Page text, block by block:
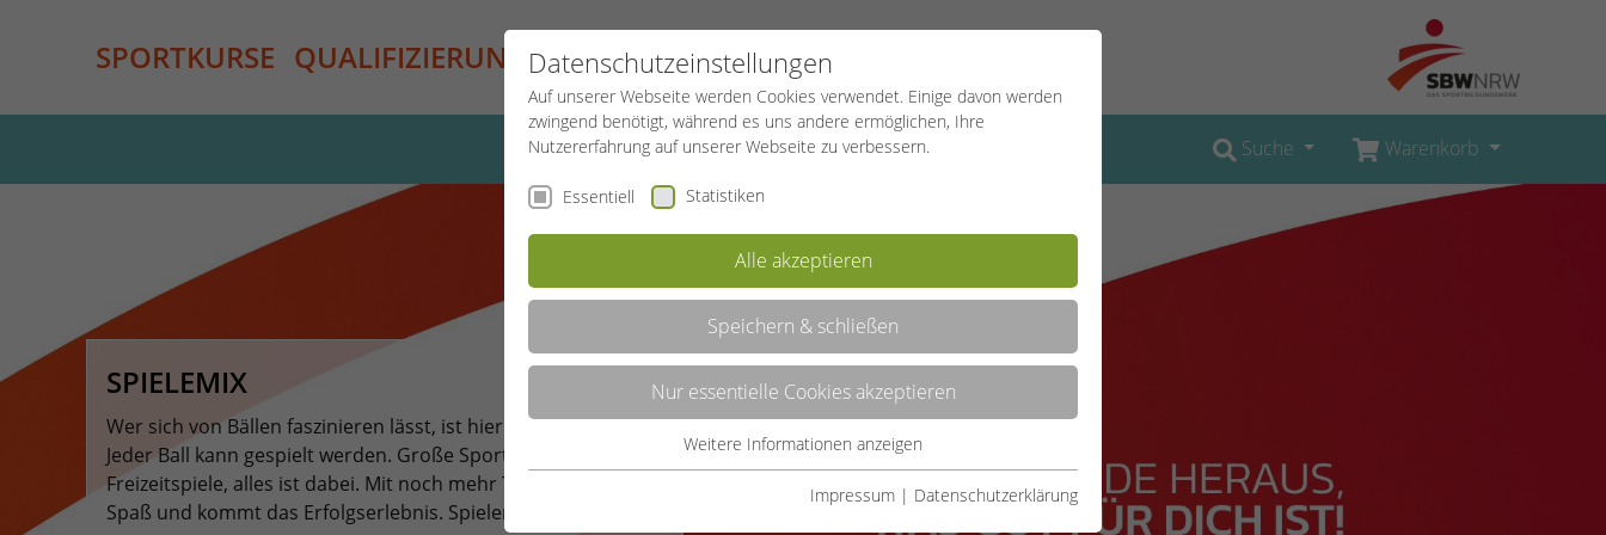
SPORTKURSE QUALIFIZIERUNG PROJEKTE SPORTREISEN
Suche Warenkorb
SPIELEMIX
Wer sich von Bällen faszinieren lässt, ist hier genau richtig.
Jeder Ball kann gespielt werden. Große Sportspiele oder
Freizeitspiele, alles ist dabei. Mit noch mehr Technik steigt der
Spaß und kommt das Erfolgserlebnis. Spielen wir!
Datenschutzeinstellungen
Auf unserer Webseite werden Cookies verwendet. Einige davon werden
zwingend benötigt, während es uns andere ermöglichen, Ihre
Nutzererfahrung auf unserer Webseite zu verbessern.
Essentiell Statistiken
Alle akzeptieren
Speichern & schließen
Nur essentielle Cookies akzeptieren
Essentielle Cookies werden für grundlegende Funktionen der
Weitere Informationen anzeigen
Impressum | Datenschutzerklärung